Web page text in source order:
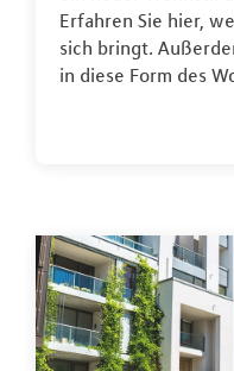
Erfahren Sie hier,
sich bringt.
in diese Form des